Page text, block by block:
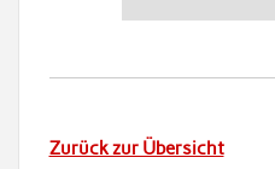
Zurück zur Übersicht